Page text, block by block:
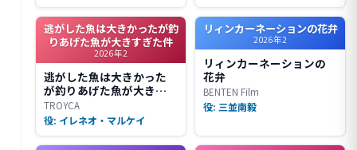
逃がした魚は大きかったが釣
りあげた魚が大きすぎた件
2026年2
逃がした魚は大きかった
が釣りあげた魚が大きす
ぎた件
TROYCA
役: イレネオ・マルケイ
リィンカーネーションの花弁
2026年2
リィンカーネーションの
花弁
BENTEN Film
役: 三並南毅